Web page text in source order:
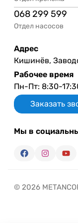
068 299 599
Отдел насосов
Адрес
Кишинёв,
Рабочее время
Пн-Пт: 8:30-
Заказать
Мы в
© 2026